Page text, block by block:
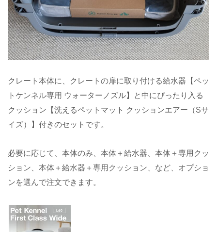
クレート本体に、クレートの扉に取り付ける給水器【ペッ
トケンネル専用 ウォーターノズル】と中にぴったり入る
クッション【洗えるペットマット クッションエアー（Sサ
イズ）】付きのセットです。
必要に応じて、本体のみ、本体＋給水器、本体＋専用クッ
ション、本体＋給水器＋専用クッション、など、オプショ
ンを選んで注文できます。